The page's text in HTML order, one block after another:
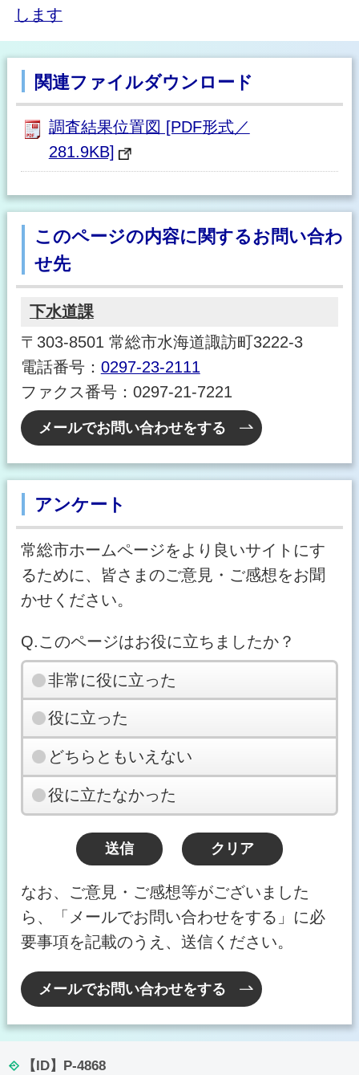
します
関連ファイルダウンロード
調査結果位置図 [PDF形式／
281.9KB]
このページの内容に関するお問い合わ
せ先
下水道課
〒303-8501 常総市水海道諏訪町3222-3
電話番号： 0297-23-2111
ファクス番号：0297-21-7221
メールでお問い合わせをする
アンケート
常総市ホームページをより良いサイトにす
るために、皆さまのご意見・ご感想をお聞
かせください。
Q.このページはお役に立ちましたか？
非常に役に立った
役に立った
どちらともいえない
役に立たなかった
なお、ご意見・ご感想等がございました
ら、「メールでお問い合わせをする」に必
要事項を記載のうえ、送信ください。
メールでお問い合わせをする
【ID】 P-4868